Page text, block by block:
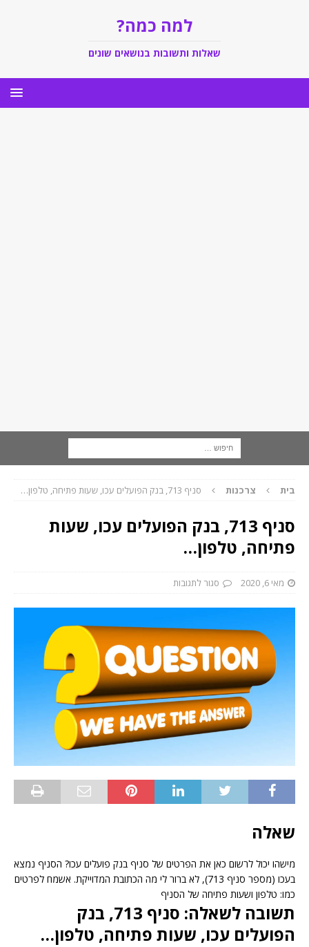
למה כמה?
שאלות ותשובות בנושאים שונים
בית צרכנות סניף 713, בנק הפועלים עכו, שעות פתיחה, טלפון…
סניף 713, בנק הפועלים עכו, שעות
פתיחה, טלפון…
מאי 6, 2020 סגור לתגובות
שאלה
מישהו יכול לרשום כאן את הפרטים של סניף בנק פועלים עכו? הסניף נמצא
בעכו (מספר סניף 713), לא ברור לי מה הכתובת המדוייקת. אשמח לפרטים
כמו: טלפון ושעות פתיחה של הסניף
תשובה לשאלה: סניף 713, בנק
הפועלים עכו, שעות פתיחה, טלפון…